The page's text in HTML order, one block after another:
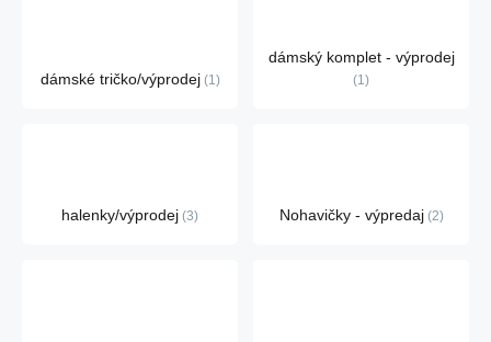
dámské tričko/výprodej 1
dámský komplet - výprodej
1
halenky/výprodej 3 Nohavičky - výpredaj 2